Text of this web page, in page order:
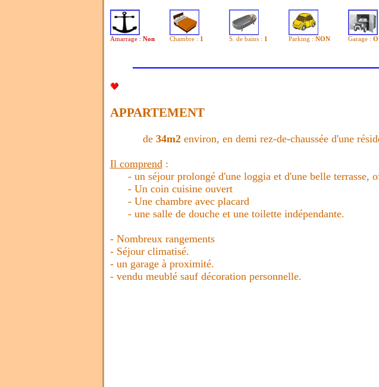
Amarrage : Non Chambre : 1 S. de bains : 1 Parking : NON Garage :
APPARTEMENT
de 34m2environ, en demi rez-de-chaussée d'une
Il comprend :
- un séjour prolongé d'une loggia et d'une belle terrasse,
- Un coin cuisine ouvert
- Une chambre avec placard
- une salle de douche et une toilette indépendante.
- Nombreux rangements
- Séjour climatisé.
- un garage à proximité.
- vendu meublé sauf décoration personnelle.